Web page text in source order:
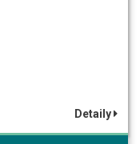
Detaily